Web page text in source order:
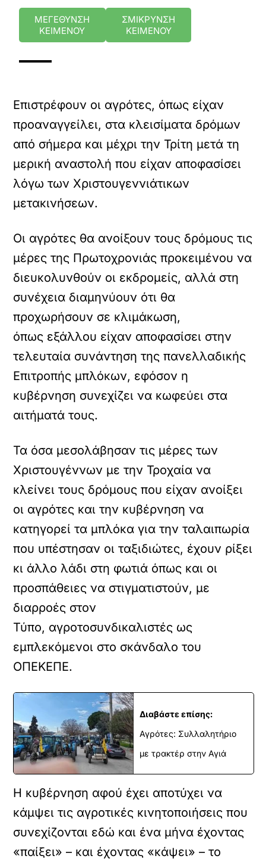
ΜΕΓΕΘΥΝΣΗ
ΚΕΙΜΕΝΟΥ
ΣΜΙΚΡΥΝΣΗ
ΚΕΙΜΕΝΟΥ
Επιστρέφουν οι αγρότες, όπως είχαν
προαναγγείλει, στα κλεισίματα δρόμων
από σήμερα και μέχρι την Τρίτη μετά τη
μερική αναστολή που είχαν αποφασίσει
λόγω των Χριστουγεννιάτικων
μετακινήσεων.
Οι αγρότες θα ανοίξουν τους δρόμους τις
μέρες της Πρωτοχρονιάς προκειμένου να
διευκολυνθούν οι εκδρομείς, αλλά στη
συνέχεια διαμηνύουν ότι θα
προχωρήσουν σε κλιμάκωση,
όπως εξάλλου είχαν αποφασίσει στην
τελευταία συνάντηση της πανελλαδικής
Επιτροπής μπλόκων, εφόσον η
κυβέρνηση συνεχίζει να κωφεύει στα
αιτήματά τους.
Τα όσα μεσολάβησαν τις μέρες των
Χριστουγέννων με την Τροχαία να
κλείνει τους δρόμους που είχαν ανοίξει
οι αγρότες και την κυβέρνηση να
κατηγορεί τα μπλόκα για την ταλαιπωρία
που υπέστησαν οι ταξιδιώτες, έχουν ρίξει
κι άλλο λάδι στη φωτιά όπως και οι
προσπάθειες να στιγματιστούν, με
διαρροές στον
Τύπο, αγροτοσυνδικαλιστές ως
εμπλεκόμενοι στο σκάνδαλο του
ΟΠΕΚΕΠΕ.
Διαβάστε επίσης:
Αγρότες: Συλλαλητήριο
με τρακτέρ στην Αγιά
Η κυβέρνηση αφού έχει αποτύχει να
κάμψει τις αγροτικές κινητοποιήσεις που
συνεχίζονται εδώ και ένα μήνα έχοντας
«παίξει» – και έχοντας «κάψει» – το